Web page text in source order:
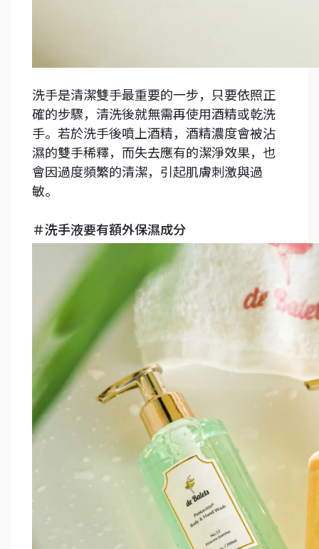
洗手是清潔雙手最重要的一步，只要依照正
確的步驟，清洗後就無需再使用酒精或乾洗
手。若於洗手後噴上酒精，酒精濃度會被沾
濕的雙手稀釋，而失去應有的潔淨效果，也
會因過度頻繁的清潔，引起肌膚刺激與過
敏。
＃洗手液要有額外保濕成分